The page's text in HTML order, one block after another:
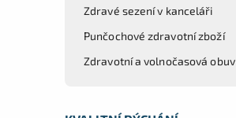
Zdravé sezení v kanceláři
Punčochové zdravotní zboží
Zdravotní a volnočasová obuv